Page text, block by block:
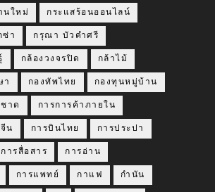
นใหม่ กระแสร้อนออนไลน์
ซ่า กรุณา บัวคำศรี
กล้องวงจรปิด กล้าไม้
า กองทัพไทย กองทุนหมู่บ้าน
าด การการค้าภายใน
น การบินไทย การประปา
การสื่อสาร การอ่าน
การแพทย์ กาแฟ กำนัน